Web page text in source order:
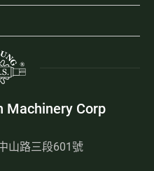
Machinery Corp
山路三段601號